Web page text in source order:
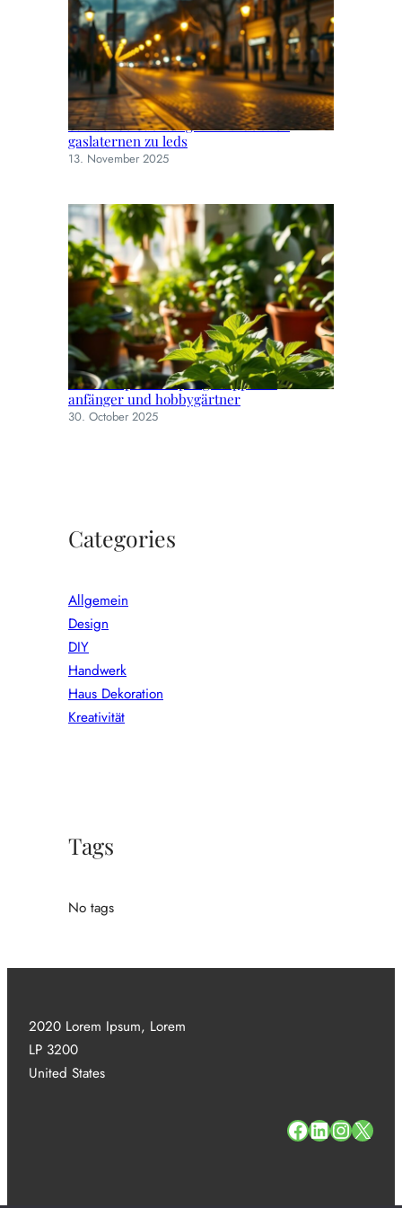
Straßenbeleuchtung im wandel: von
gaslaternen zu leds
13. November 2025
Einfache pflanzenpflege: tipps für
anfänger und hobbygärtner
30. October 2025
Categories
Allgemein
Design
DIY
Handwerk
Haus Dekoration
Kreativität
Tags
No tags
2020 Lorem Ipsum, Lorem
LP 3200
United States
# # # #